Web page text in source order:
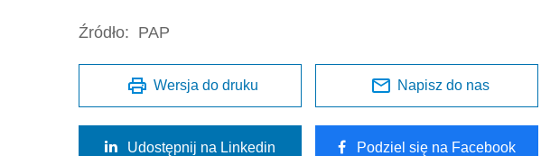
Źródło: PAP
Wersja do druku Napisz do nas
Udostępnij na Linkedin Podziel się na Facebook